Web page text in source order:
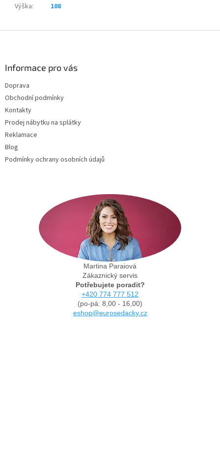
Výška: 108
Informace pro vás
Doprava
Obchodní podmínky
Kontakty
Prodej nábytku na splátky
Reklamace
Blog
Podmínky ochrany osobních údajů
Martina Paraiová
Zákaznický servis
Potřebujete poradit?
+420 774 777 512
(po-pá: 8,00 - 16,00)
eshop@eurosedacky.cz